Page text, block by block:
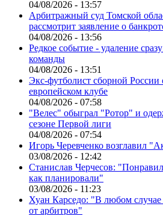
04/08/2026 - 13:57
Арбитражный суд Томской
рассмотрит заявление о
04/08/2026 - 13:56
Редкое событие - удаление
команды
04/08/2026 - 13:51
Экс-футболист сборной России
европейском клубе
04/08/2026 - 07:58
"Велес" обыграл "Ротор" и
сезоне Первой лиги
04/08/2026 - 07:54
Игорь Черевченко возглавил
03/08/2026 - 12:42
Станислав Черчесов:
как планировали"
03/08/2026 - 11:23
Хуан Карседо: "В любом
от арбитров"